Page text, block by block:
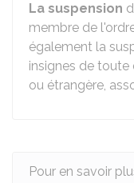
La suspension
membre de
également la
insignes de toute
ou étrangère,
Pour en savoir